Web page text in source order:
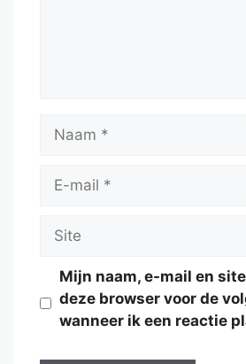
Naam
Site
Mijn naam, e-mail en
deze browser voor de
wanneer ik een reactie